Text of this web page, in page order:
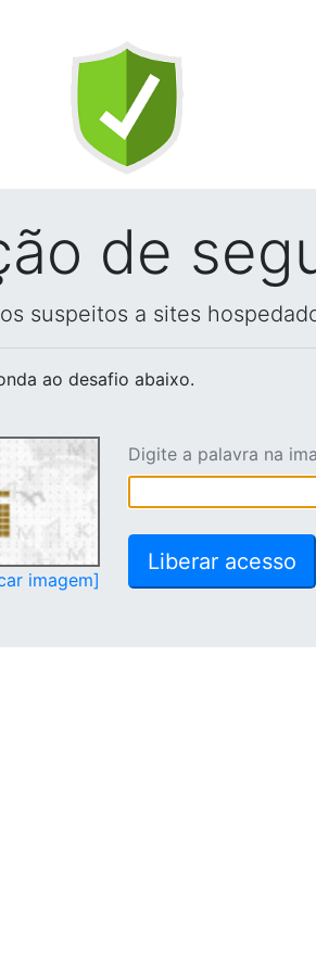
de
suspeitos a sites
ao desafio abaixo.
imagem]
Digite a palavra na